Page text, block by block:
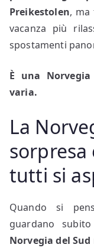
Preikestolen, ma
vacanza più
spostamenti
È una
varia.
La
sorpresa
tutti si
Quando si
guardano
Norvegia del Sud